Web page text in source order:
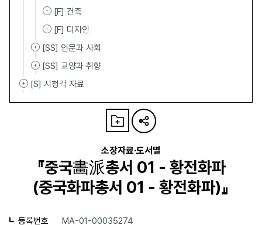
[F] 건축
[F] 디자인
[SS] 인문과 사회
[SS] 교양과 취향
[S] 시청각 자료
소장자료·도서별
『중국畵派총서 01 - 황전화파
(중국화파총서 01 - 황전화파)』
등록번호 MA-01-00035274